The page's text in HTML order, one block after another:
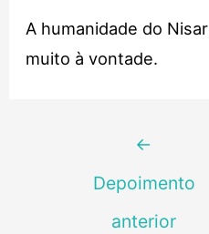
A humanidade do
muito à vontade.
Navegação
Post
←
Depoimento
anterior